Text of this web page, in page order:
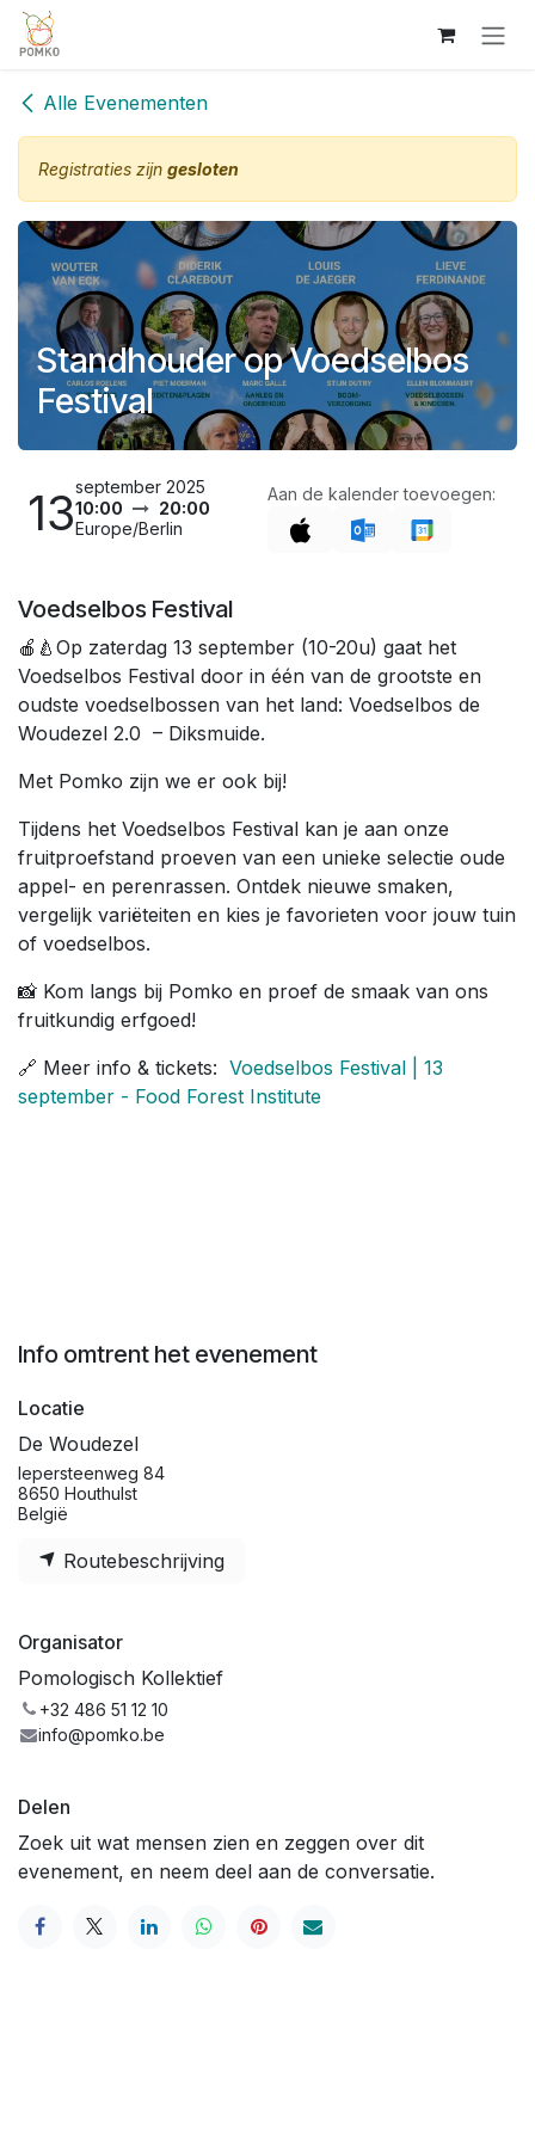
Overslaan naar inhoud
Alle Evenementen
Registraties zijn gesloten
Standhouder op Voedselbos
Festival
13september 2025
10:00
20:00
Europe/Berlin
Aan de kalender toevoegen:
Voedselbos Festival
🍎🍐Op zaterdag 13 september (10-20u) gaat het
Voedselbos Festival door in één van de grootste en
oudste voedselbossen van het land: Voedselbos de
Woudezel 2.0 – Diksmuide.
Met Pomko zijn we er ook bij!
Tijdens het Voedselbos Festival kan je aan onze
fruitproefstand proeven van een unieke selectie oude
appel- en perenrassen. Ontdek nieuwe smaken,
vergelijk variëteiten en kies je favorieten voor jouw tuin
of voedselbos.
📸 Kom langs bij Pomko en proef de smaak van ons
fruitkundig erfgoed!
🔗 Meer info & tickets: Voedselbos Festival | 13
september - Food Forest Institute
Info omtrent het evenement
Locatie
De Woudezel
Iepersteenweg 84
8650 Houthulst
België
Routebeschrijving
Organisator
Pomologisch Kollektief
+32 486 51 12 10
info@pomko.be
Delen
Zoek uit wat mensen zien en zeggen over dit
evenement, en neem deel aan de conversatie.